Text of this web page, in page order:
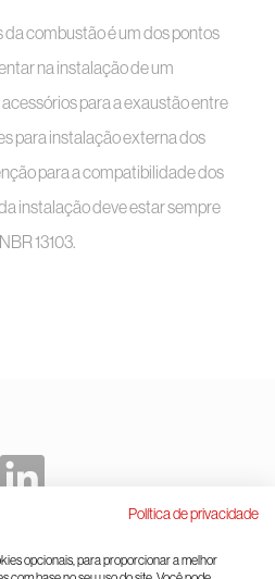
combustão é um dos pontos
na instalação de um
para a exaustão entre
para instalação externa dos
para a compatibilidade dos
instalação deve estar sempre
13103.
Terms and conditions of use
Política de privacidade
opcionais, para proporcionar a melhor